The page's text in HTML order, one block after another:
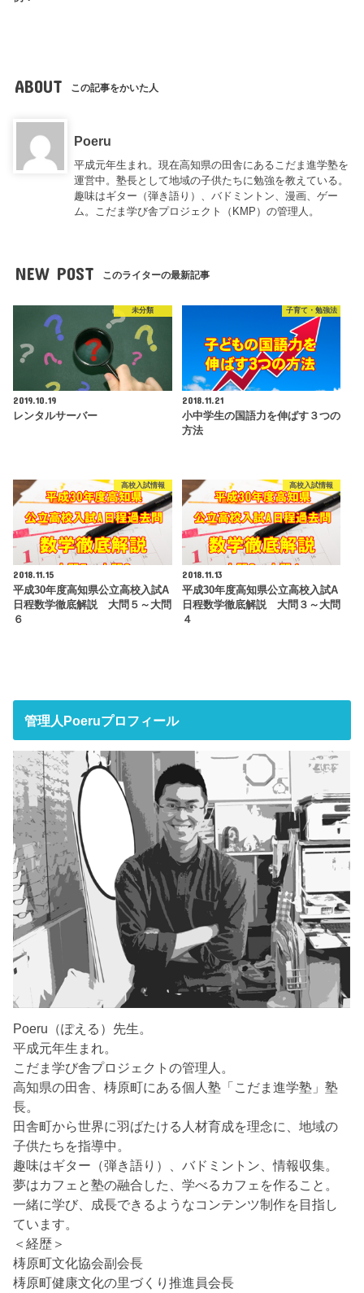
ABOUT この記事をかいた人
Poeru
平成元年生まれ。現在高知県の田舎にあるこだま進学塾を
運営中。塾長として地域の子供たちに勉強を教えている。
趣味はギター（弾き語り）、バドミントン、漫画、ゲー
ム。こだま学び舎プロジェクト（KMP）の管理人。
NEW POST このライターの最新記事
未分類
2019.10.19
レンタルサーバー
子育て・勉強法
2018.11.21
小中学生の国語力を伸ばす３つの
方法
高校入試情報
2018.11.15
平成30年度高知県公立高校入試A
日程数学徹底解説 大問５～大問
６
高校入試情報
2018.11.13
平成30年度高知県公立高校入試A
日程数学徹底解説 大問３～大問
４
管理人Poeruプロフィール
Poeru（ぽえる）先生。
平成元年生まれ。
こだま学び舎プロジェクトの管理人。
高知県の田舎、梼原町にある個人塾「こだま進学塾」塾
長。
田舎町から世界に羽ばたける人材育成を理念に、地域の
子供たちを指導中。
趣味はギター（弾き語り）、バドミントン、情報収集。
夢はカフェと塾の融合した、学べるカフェを作ること。
一緒に学び、成長できるようなコンテンツ制作を目指し
ています。
＜経歴＞
梼原町文化協会副会長
梼原町健康文化の里づくり推進員会長